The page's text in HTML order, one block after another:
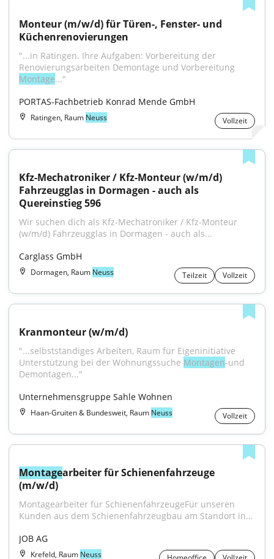
Monteur (m/w/d) für Türen-, Fenster- und
Küchenrenovierungen
"...in Ratingen. Ihre Aufgaben: Vorbereitung der
Montage..."
PORTAS-Fachbetrieb Konrad Mende GmbH
Ratingen, Raum Neuss Vollzeit
Kfz-Mechatroniker / Kfz-Monteur (w/m/d)
Fahrzeugglas in Dormagen - auch als
Quereinstieg 596
Wir suchen dich als Kfz-Mechatroniker / Kfz-Monteur
(w/m/d) Fahrzeugglas in Dormagen - auch als...
Carglass GmbH
Dormagen, Raum Neuss Teilzeit Vollzeit
Kranmonteur (w/m/d)
"...selbstständiges Arbeiten, Raum für Eigeninitiative
Unterstützung bei der Wohnungssuche Montagen-und
Demontagen..."
Unternehmensgruppe Sahle Wohnen
Haan-Gruiten & Bundesweit, Raum Neuss Vollzeit
Montagearbeiter für Schienenfahrzeuge
(m/w/d)
Montagearbeiter für SchienenfahrzeugeFür unseren
Kunden aus dem Schienenfahrzeugbau am Standort in...
JOB AG
Krefeld, Raum Neuss